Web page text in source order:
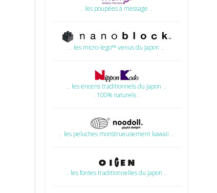
۔ les poupées à message ۔
۔ les micro-lego™ venus du Japon ۔
۔ les encens traditionnels du Japon ۔
. 100% naturels .
۔ les peluches monstrueusement kawaii ۔
۔ les fontes traditionnelles du Japon ۔